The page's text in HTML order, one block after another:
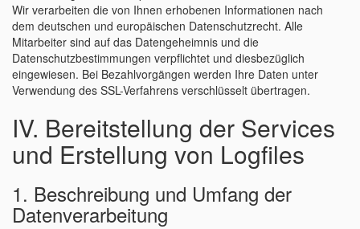
Wir verarbeiten die von Ihnen erhobenen Informationen nach
dem deutschen und europäischen Datenschutzrecht. Alle
Mitarbeiter sind auf das Datengeheimnis und die
Datenschutzbestimmungen verpflichtet und diesbezüglich
eingewiesen. Bei Bezahlvorgängen werden Ihre Daten unter
Verwendung des SSL-Verfahrens verschlüsselt übertragen.
IV. Bereitstellung der Services
und Erstellung von Logfiles
1. Beschreibung und Umfang der
Datenverarbeitung